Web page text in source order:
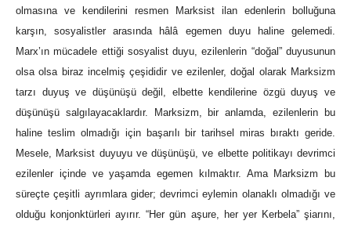
olmasına ve kendilerini resmen Marksist ilan edenlerin bolluğuna
karşın, sosyalistler arasında hâlâ egemen duyu haline gelemedi.
Marx’ın mücadele ettiği sosyalist duyu, ezilenlerin “doğal” duyusunun
olsa olsa biraz incelmiş çeşididir ve ezilenler, doğal olarak Marksizm
tarzı duyuş ve düşünüşü değil, elbette kendilerine özgü duyuş ve
düşünüşü salgılayacaklardır. Marksizm, bir anlamda, ezilenlerin bu
haline teslim olmadığı için başarılı bir tarihsel miras bıraktı geride.
Mesele, Marksist duyuyu ve düşünüşü, ve elbette politikayı devrimci
ezilenler içinde ve yaşamda egemen kılmaktır. Ama Marksizm bu
süreçte çeşitli ayrımlara gider; devrimci eylemin olanaklı olmadığı ve
olduğu konjonktürleri ayırır. “Her gün aşure, her yer Kerbela” şiarını,